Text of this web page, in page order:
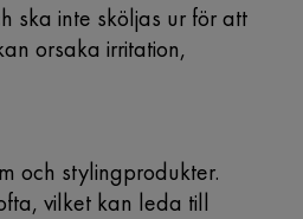
ska inte sköljas ur för att
orsaka irritation,
och stylingprodukter.
vilket kan leda till